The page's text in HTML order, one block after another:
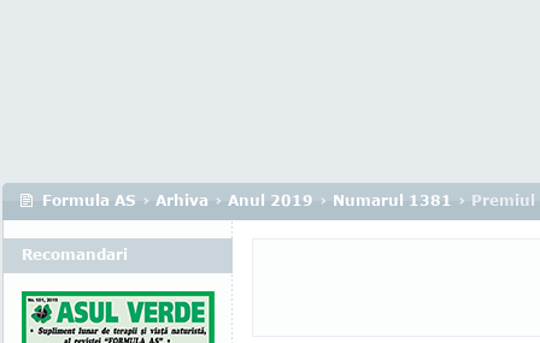
Formula AS › Arhiva › Anul 2019 › Numarul 1381 › Premiul
Recomandari